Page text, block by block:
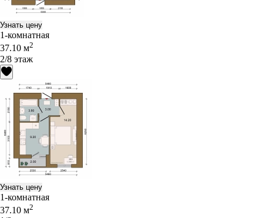
Узнать цену
1-комнатная
37.10 м2
2/8 этаж
Узнать цену
1-комнатная
37.10 м2